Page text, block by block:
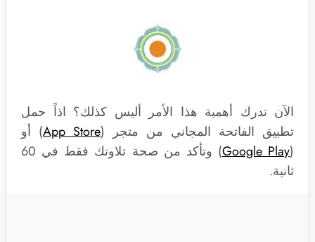
الآن تدرك أهمية هذا الأمر أليس كذلك؟ اذاً حمل
تطبيق الفاتحة المجاني من متجر (App Store) أو
(
Google Play
) وتأكد من صحة تلاوتك فقط في 60
ثانية.